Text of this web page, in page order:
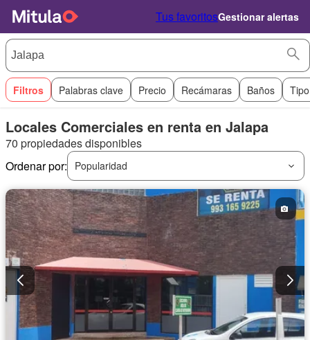
Tus favoritosGestionar alertas
Filtros Palabras clave Precio Recámaras Baños
Locales Comerciales en renta en Jalapa
70 propiedades disponibles
Ordenar por:
Popularidad